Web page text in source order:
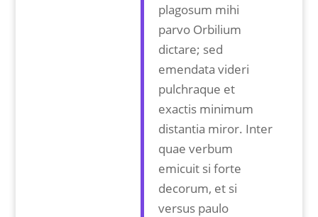
plagosum mihi
parvo Orbilium
dictare; sed
emendata videri
pulchraque et
exactis minimum
distantia miror. Inter
quae verbum
emicuit si forte
decorum, et si
versus paulo